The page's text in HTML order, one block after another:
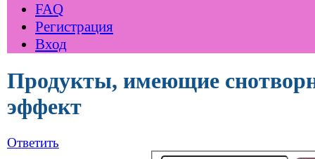
FAQ
Регистрация
Вход
Продукты, имеющие
эффект
Ответить